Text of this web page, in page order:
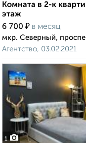
Комната в 2-к
этаж
6 700 ₽ в месяц
мкр. Северный,
Агентство, 03.02.2021
1